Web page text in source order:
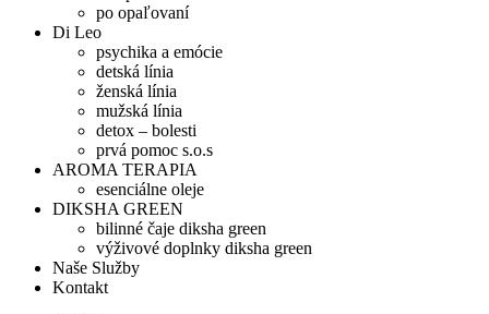
po opaľovaní
Di Leo
psychika a emócie
detská línia
ženská línia
mužská línia
detox – bolesti
prvá pomoc s.o.s
AROMA TERAPIA
esenciálne oleje
DIKSHA GREEN
bilinné čaje diksha green
výživové doplnky diksha green
Naše Služby
Kontakt